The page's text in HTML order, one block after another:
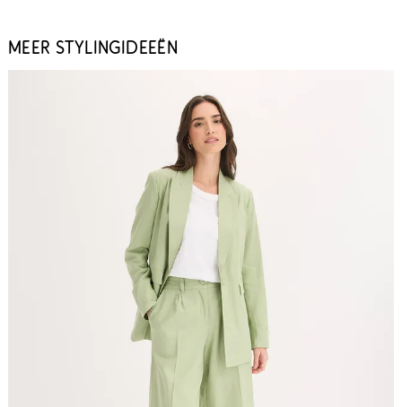
MEER STYLINGIDEEËN